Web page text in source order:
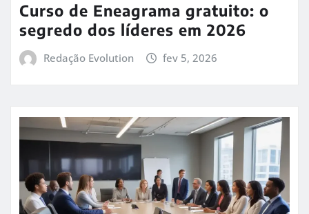
Curso de Eneagrama gratuito: o
segredo dos líderes em 2026
Redação Evolution fev 5, 2026